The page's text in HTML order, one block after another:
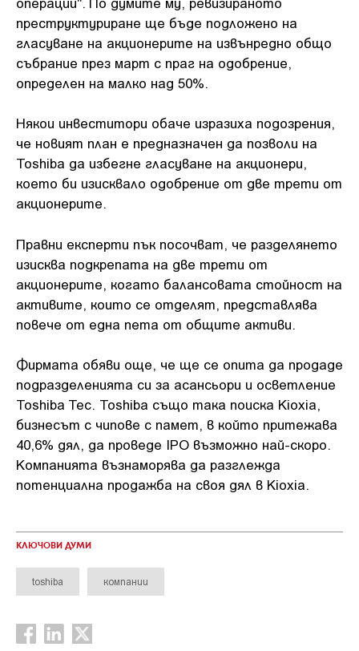
преструктуриране ще бъде подложено на
гласуване на акционерите на извънредно общо
събрание през март с праг на одобрение,
определен на малко над 50%.
Някои инвеститори обаче изразиха подозрения,
че новият план е предназначен да позволи на
Toshiba да избегне гласуване на акционери,
което би изисквало одобрение от две трети от
акционерите.
Правни експерти пък посочват, че разделянето
изисква подкрепата на две трети от
акционерите, когато балансовата стойност на
активите, които се отделят, представлява
повече от една пета от общите активи.
Фирмата обяви още, че ще се опита да продаде
подразделенията си за асансьори и осветление
Toshiba Tec. Toshiba също така поиска Kioxia,
бизнесът с чипове с памет, в който притежава
40,6% дял, да проведе IPO възможно най-скоро.
Компанията възнаморява да разглежда
потенциална продажба на своя дял в Kioxia.
КЛЮЧОВИ ДУМИ
toshiba компании